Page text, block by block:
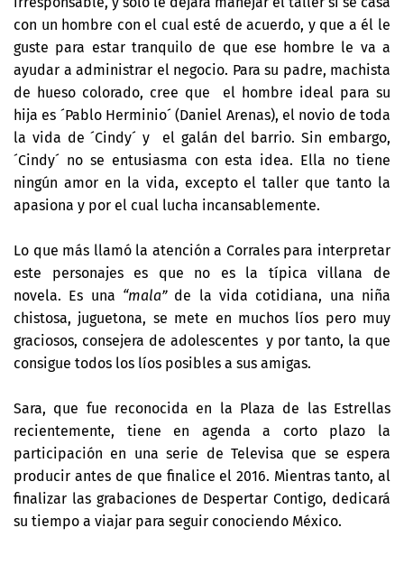
con un hombre con el cual esté de acuerdo, y que a él le
guste para estar tranquilo de que ese hombre le va a
ayudar a administrar el negocio. Para su padre, machista
de hueso colorado, cree que el hombre ideal para su
hija es ´Pablo Herminio´ (Daniel Arenas), el novio de toda
la vida de ´Cindy´ y el galán del barrio. Sin embargo,
´Cindy´ no se entusiasma con esta idea. Ella no tiene
ningún amor en la vida, excepto el taller que tanto la
apasiona y por el cual lucha incansablemente.
Lo que más llamó la atención a Corrales para interpretar
este personajes es que no es la típica villana de
novela. Es una “mala”de la vida cotidiana, una niña
chistosa, juguetona, se mete en muchos líos pero muy
graciosos, consejera de adolescentes y por tanto, la que
consigue todos los líos posibles a sus amigas.
Sara, que fue reconocida en la Plaza de las Estrellas
recientemente, tiene en agenda a corto plazo la
participación en una serie de Televisa que se espera
producir antes de que finalice el 2016. Mientras tanto, al
finalizar las grabaciones de Despertar Contigo, dedicará
su tiempo a viajar para seguir conociendo México.